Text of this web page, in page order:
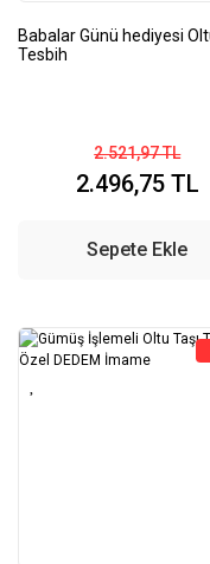
Babalar Günü hediyesi
Tesbih
2.521,97 TL
2.496,75 TL
Sepete Ekle